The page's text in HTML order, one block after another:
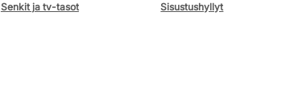
Senkit ja tv-tasot
Sisustushyllyt